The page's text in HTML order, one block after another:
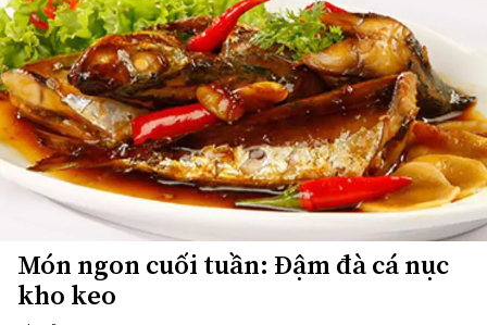
Món ngon cuối tuần: Đậm đà cá nục
kho keo